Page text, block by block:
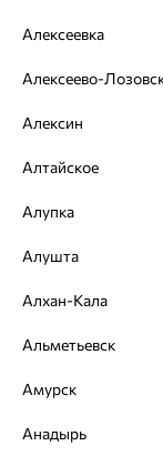
Проба:585
Для кого:
Модель:1375
Бренд:
Цвет и
Для кого:
Тип механизма:
Коллекция:
Доставка и оплата
Алексеевка
Алексеево-
Алексин
Алтайское
Алупка
Алушта
Алхан-Кала
Альметьевск
Амурск
Анадырь